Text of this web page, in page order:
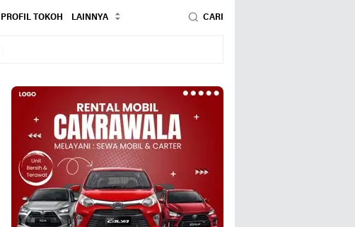
PROFIL TOKOH LAINNYA CARI